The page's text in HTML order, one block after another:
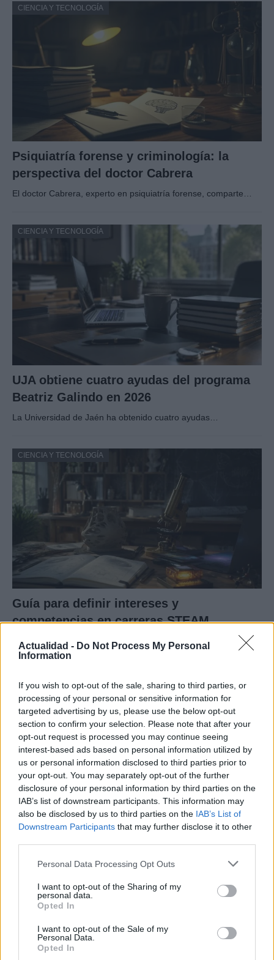
Actualidad - Do Not Process My Personal
Information
If you wish to opt-out of the sale, sharing to third parties, or
processing of your personal or sensitive information for
targeted advertising by us, please use the below opt-out
section to confirm your selection. Please note that after your
opt-out request is processed you may continue seeing
interest-based ads based on personal information utilized by
us or personal information disclosed to third parties prior to
your opt-out. You may separately opt-out of the further
disclosure of your personal information by third parties on the
IAB’s list of downstream participants. This information may
also be disclosed by us to third parties on the IAB’s List of
Downstream Participants that may further disclose it to other
Please note that this website/app uses one or more Google
not limited to your visit or usage behaviour. You may click to
grant or deny consent to Google and its third-party tags to
use your data for below specified purposes in below Google
consent section.
Personal Data Processing Opt Outs
I want to opt-out of the Sharing of my
personal data.
Opted In
I want to opt-out of the Sale of my
Personal Data.
Opted In
CIENCIA Y TECNOLOGÍA
Psiquiatría forense y criminología: la
perspectiva del doctor Cabrera
El doctor Cabrera, experto en psiquiatría forense, comparte…
CIENCIA Y TECNOLOGÍA
UJA obtiene cuatro ayudas del programa
Beatriz Galindo en 2026
La Universidad de Jaén ha obtenido cuatro ayudas…
CIENCIA Y TECNOLOGÍA
Guía para definir intereses y
competencias en carreras STEAM
Identifica tus intereses y competencias en datos, IA,…
Ética en IA: marcos, riesgos y
mitigaciones aplicadas
La inteligencia artificial ética es fundamental para un…
CIENCIA Y TECNOLOGÍA